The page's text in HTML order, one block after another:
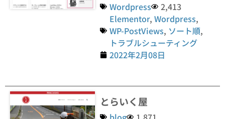
Wordpress
2,413
Elementor,Wordpress,
WP-PostViews, ソート順,
トラブルシューティング
2022年2月08日
とらいく屋